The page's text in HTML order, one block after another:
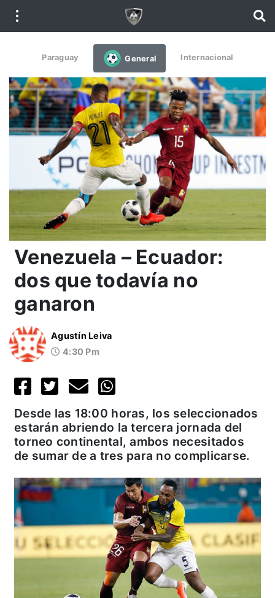
Paraguay General Internacional
Venezuela – Ecuador:
dos que todavía no
ganaron
Agustín Leiva
4:30 Pm
Desde las 18:00 horas, los seleccionados
estarán abriendo la tercera jornada del
torneo continental, ambos necesitados
de sumar de a tres para no complicarse.